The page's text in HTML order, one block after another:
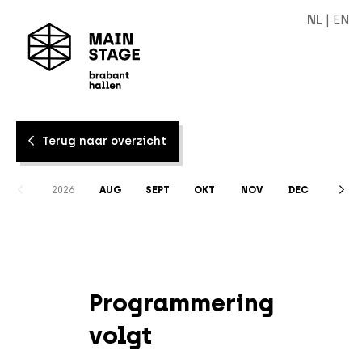
NL | EN
Terug naar overzicht
2026 AUG SEPT OKT NOV DEC
Programmering
volgt